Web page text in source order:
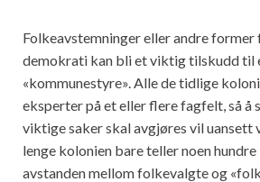
Folkeavstemninger eller andre
demokrati kan bli et viktig tilskudd til
«kommunestyre». Alle de tidlige
eksperter på et eller flere fagfelt, så å
viktige saker skal avgjøres vil uansett
lenge kolonien bare teller noen
avstanden mellom folkevalgte og